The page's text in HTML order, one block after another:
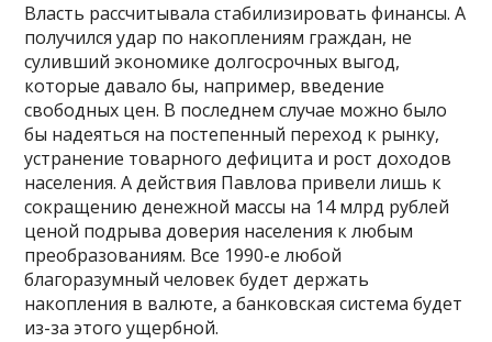
Власть рассчитывала стабилизировать финансы. А
получился удар по накоплениям граждан, не
суливший экономике долгосрочных выгод,
которые давало бы, например, введение
свободных цен. В последнем случае можно было
бы надеяться на постепенный переход к рынку,
устранение товарного дефицита и рост доходов
населения. А действия Павлова привели лишь к
сокращению денежной массы на 14 млрд рублей
ценой подрыва доверия населения к любым
преобразованиям. Все 1990-е любой
благоразумный человек будет держать
накопления в валюте, а банковская система будет
из-за этого ущербной.